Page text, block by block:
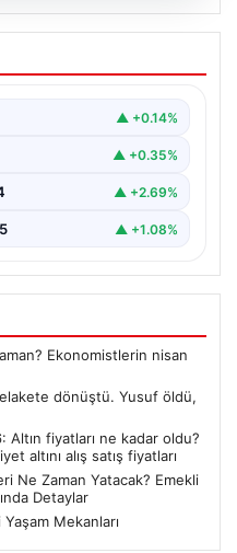
felakete
yoğun
▲ +0.14%
▲ +0.35%
▲ +2.69%
▲ +1.08%
Ekonomistlerin nisan
dönüştü. Yusuf öldü,
Altın fiyatları ne kadar oldu?
altını alış satış fiyatları
Ne Zaman Yatacak? Emekli
Detaylar
Mekanları